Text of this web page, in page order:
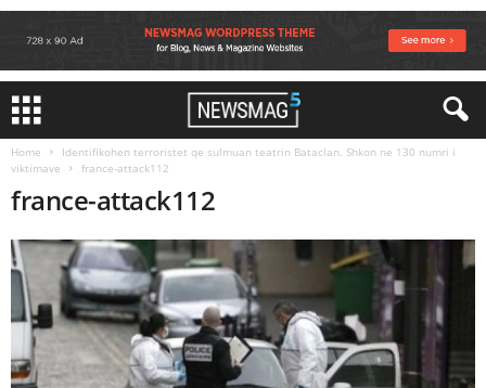
Home
Identifikohen terroristet qe sulmuan teatrin Bataclan. Shkon ne 130 numri i
viktimave
france-attack112
france-attack112